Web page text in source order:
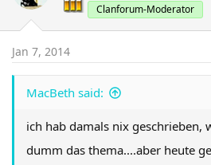
Clanforum-Moderator
Jan 7, 2014
MacBeth said:
ich hab damals nix geschrieben,
dumm das thema....aber heute